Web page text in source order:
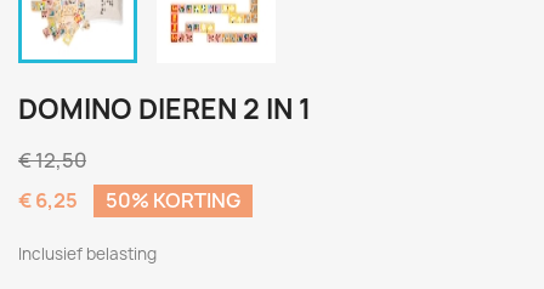
DOMINO DIEREN 2 IN 1
€ 12,50
€ 6,25
50% KORTING
Inclusief belasting